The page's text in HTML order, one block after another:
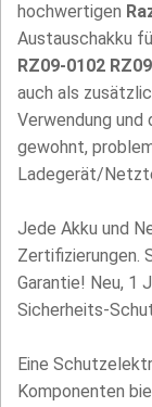
hochwertigen
Austauschakku
RZ09-0102
auch als
Verwendung
gewohnt,
Ladegerät/
Jede Akku und
Zertifizierungen.
Garantie! Neu, 1
Sicherheits-
Eine
Komponenten